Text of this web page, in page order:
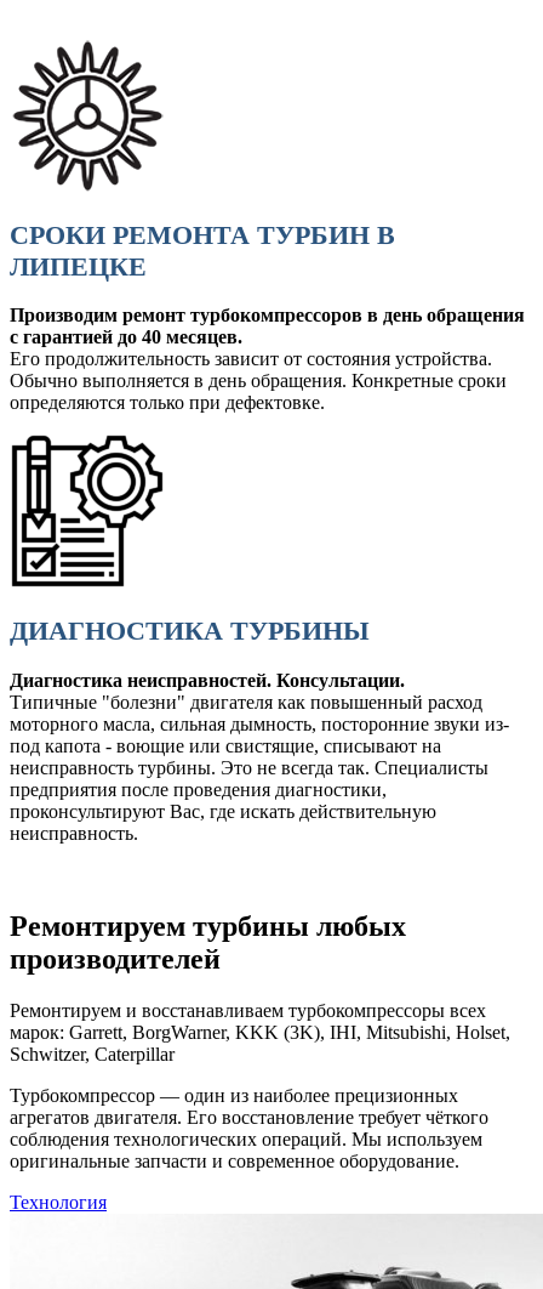
СРОКИ РЕМОНТА ТУРБИН В
ЛИПЕЦКЕ
Производим ремонт турбокомпрессоров в день обращения
с гарантией до 40 месяцев.
Его продолжительность зависит от состояния устройства.
Обычно выполняется в день обращения. Конкретные сроки
определяются только при дефектовке.
ДИАГНОСТИКА ТУРБИНЫ
Диагностика неисправностей. Консультации.
Типичные "болезни" двигателя как повышенный расход
моторного масла, сильная дымность, посторонние звуки из-
под капота - воющие или свистящие, списывают на
неисправность турбины. Это не всегда так. Специалисты
предприятия после проведения диагностики,
проконсультируют Вас, где искать действительную
неисправность.
Ремонтируем турбины любых
производителей
Ремонтируем и восстанавливаем турбокомпрессоры всех
марок: Garrett, BorgWarner, KKK (3K), IHI, Mitsubishi, Holset,
Schwitzer, Caterpillar
Турбокомпрессор — один из наиболее прецизионных
агрегатов двигателя. Его восстановление требует чёткого
соблюдения технологических операций. Мы используем
оригинальные запчасти и современное оборудование.
Технология